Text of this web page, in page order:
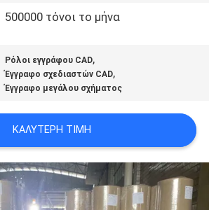
500000 τόνοι το μήνα
Ρόλοι εγγράφου CAD,
Έγγραφο σχεδιαστών CAD,
Έγγραφο μεγάλου σχήματος
ΚΑΛΎΤΕΡΗ ΤΙΜΉ